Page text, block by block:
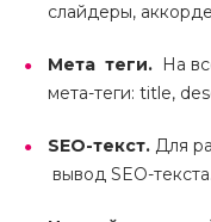
слайдеры,
Мета теги. На
мета-теги: title,
SEO-текст. Для
вывод SEO-текста.